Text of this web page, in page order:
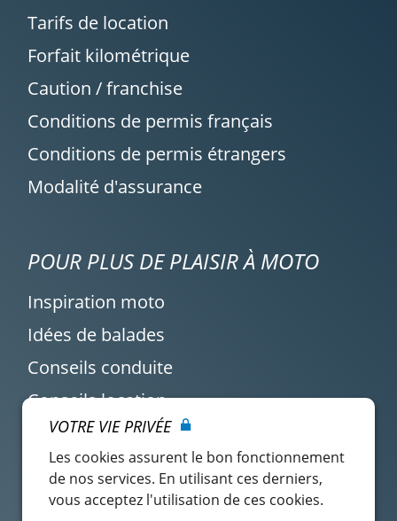
Tarifs de location
Forfait kilométrique
Caution / franchise
Conditions de permis français
Conditions de permis étrangers
Modalité d'assurance
POUR PLUS DE PLAISIR À MOTO
Inspiration moto
Idées de balades
Conseils conduite
Conseils location
Actualité Easy Renter
VOTRE VIE PRIVÉE
Les cookies assurent le bon fonctionnement
de nos services. En utilisant ces derniers,
vous acceptez l'utilisation de ces cookies.